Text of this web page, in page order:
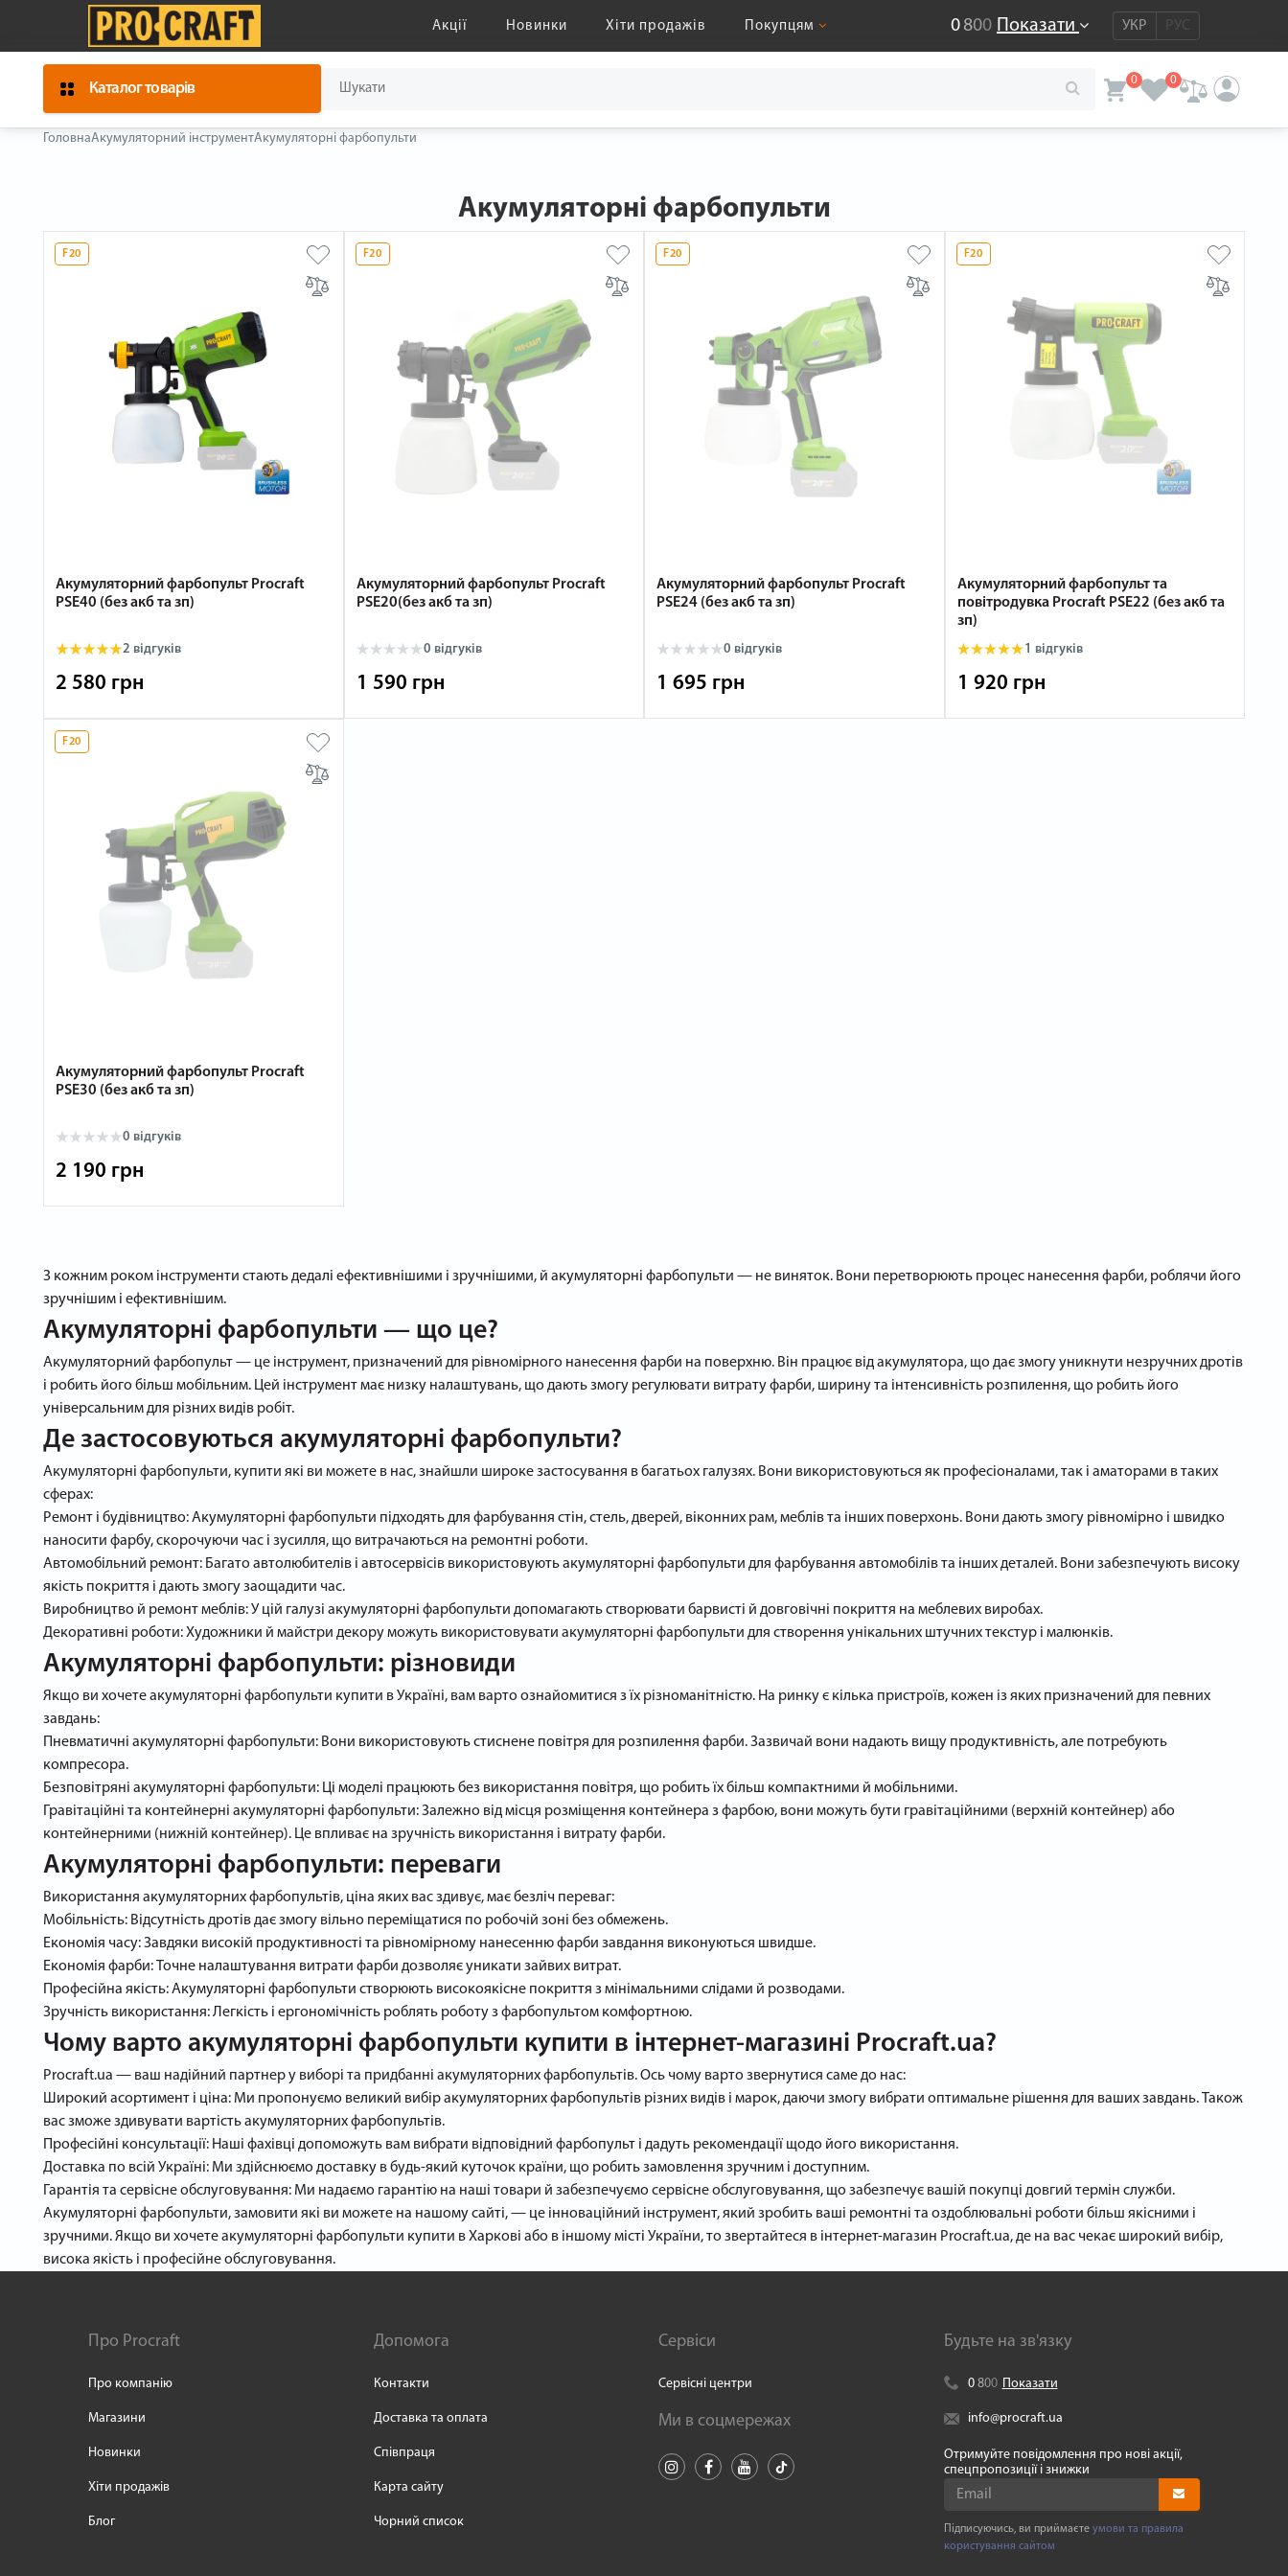
Акції Новинки Хіти продажів Покупцям 0800 Показати УКР РУС
Каталог товарів
0 0
ГоловнаАкумуляторний інструментАкумуляторні фарбопульти
Акумуляторні фарбопульти
F20
Акумуляторний фарбопульт Procraft
PSE40 (без акб та зп)
2 відгуків
2 580 грн
F20
Акумуляторний фарбопульт Procraft
PSE20(без акб та зп)
0 відгуків
1 590 грн
F20
Акумуляторний фарбопульт Procraft
PSE24 (без акб та зп)
0 відгуків
1 695 грн
F20
Акумуляторний фарбопульт та
повітродувка Procraft PSE22 (без акб та
зп)
1 відгуків
1 920 грн
F20
Акумуляторний фарбопульт Procraft
PSE30 (без акб та зп)
0 відгуків
2 190 грн
З кожним роком інструменти стають дедалі ефективнішими і зручнішими, й акумуляторні фарбопульти — не виняток. Вони перетворюють процес нанесення фарби, роблячи його
зручнішим і ефективнішим.
Акумуляторні фарбопульти — що це?
Акумуляторний фарбопульт — це інструмент, призначений для рівномірного нанесення фарби на поверхню. Він працює від акумулятора, що дає змогу уникнути незручних дротів
і робить його більш мобільним. Цей інструмент має низку налаштувань, що дають змогу регулювати витрату фарби, ширину та інтенсивність розпилення, що робить його
універсальним для різних видів робіт.
Де застосовуються акумуляторні фарбопульти?
Акумуляторні фарбопульти, купити які ви можете в нас, знайшли широке застосування в багатьох галузях. Вони використовуються як професіоналами, так і аматорами в таких
сферах:
Ремонт і будівництво: Акумуляторні фарбопульти підходять для фарбування стін, стель, дверей, віконних рам, меблів та інших поверхонь. Вони дають змогу рівномірно і швидко
наносити фарбу, скорочуючи час і зусилля, що витрачаються на ремонтні роботи.
Автомобільний ремонт: Багато автолюбителів і автосервісів використовують акумуляторні фарбопульти для фарбування автомобілів та інших деталей. Вони забезпечують високу
якість покриття і дають змогу заощадити час.
Виробництво й ремонт меблів: У цій галузі акумуляторні фарбопульти допомагають створювати барвисті й довговічні покриття на меблевих виробах.
Декоративні роботи: Художники й майстри декору можуть використовувати акумуляторні фарбопульти для створення унікальних штучних текстур і малюнків.
Акумуляторні фарбопульти: різновиди
Якщо ви хочете акумуляторні фарбопульти купити в Україні, вам варто ознайомитися з їх різноманітністю. На ринку є кілька пристроїв, кожен із яких призначений для певних
завдань:
Пневматичні акумуляторні фарбопульти: Вони використовують стиснене повітря для розпилення фарби. Зазвичай вони надають вищу продуктивність, але потребують
компресора.
Безповітряні акумуляторні фарбопульти: Ці моделі працюють без використання повітря, що робить їх більш компактними й мобільними.
Гравітаційні та контейнерні акумуляторні фарбопульти: Залежно від місця розміщення контейнера з фарбою, вони можуть бути гравітаційними (верхній контейнер) або
контейнерними (нижній контейнер). Це впливає на зручність використання і витрату фарби.
Акумуляторні фарбопульти: переваги
Використання акумуляторних фарбопультів, ціна яких вас здивує, має безліч переваг:
Мобільність: Відсутність дротів дає змогу вільно переміщатися по робочій зоні без обмежень.
Економія часу: Завдяки високій продуктивності та рівномірному нанесенню фарби завдання виконуються швидше.
Економія фарби: Точне налаштування витрати фарби дозволяє уникати зайвих витрат.
Професійна якість: Акумуляторні фарбопульти створюють високоякісне покриття з мінімальними слідами й розводами.
Зручність використання: Легкість і ергономічність роблять роботу з фарбопультом комфортною.
Чому варто акумуляторні фарбопульти купити в інтернет-магазині Procraft.ua?
Procraft.ua — ваш надійний партнер у виборі та придбанні акумуляторних фарбопультів. Ось чому варто звернутися саме до нас:
Широкий асортимент і ціна: Ми пропонуємо великий вибір акумуляторних фарбопультів різних видів і марок, даючи змогу вибрати оптимальне рішення для ваших завдань. Також
вас зможе здивувати вартість акумуляторних фарбопультів.
Професійні консультації: Наші фахівці допоможуть вам вибрати відповідний фарбопульт і дадуть рекомендації щодо його використання.
Доставка по всій Україні: Ми здійснюємо доставку в будь-який куточок країни, що робить замовлення зручним і доступним.
Гарантія та сервісне обслуговування: Ми надаємо гарантію на наші товари й забезпечуємо сервісне обслуговування, що забезпечує вашій покупці довгий термін служби.
Акумуляторні фарбопульти, замовити які ви можете на нашому сайті, — це інноваційний інструмент, який зробить ваші ремонтні та оздоблювальні роботи більш якісними і
зручними. Якщо ви хочете акумуляторні фарбопульти купити в Харкові або в іншому місті України, то звертайтеся в інтернет-магазин Procraft.ua, де на вас чекає широкий вибір,
висока якість і професійне обслуговування.
Про Procraft
Про компанію
Магазини
Новинки
Хіти продажів
Блог
Допомога
Контакти
Доставка та оплата
Співпраця
Карта сайту
Чорний список
Сервіси
Сервісні центри
Ми в соцмережах
Будьте на зв'язку
0 800 Показати
info@procraft.ua
Отримуйте повідомлення про нові акції,
спецпропозиції і знижки
Підписуючись, ви приймаєте умови та правила
користування сайтом